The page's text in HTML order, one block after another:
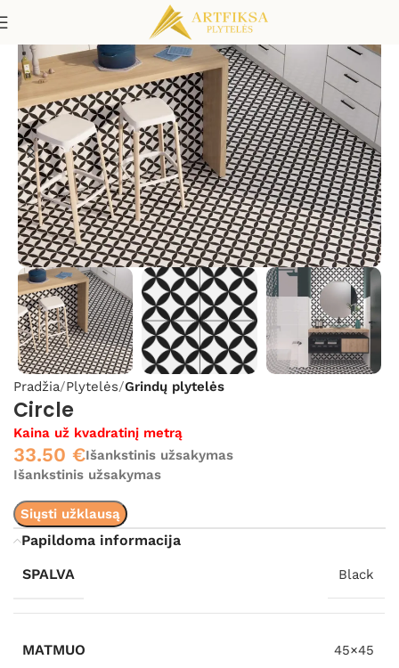
Pradžia Plytelės Grindų plytelės
Circle
Kaina už kvadratinį metrą
33.50 €Išankstinis užsakymas
Išankstinis užsakymas
Siųsti užklausą
Papildoma informacija
SPALVA
Black
MATMUO 45×45